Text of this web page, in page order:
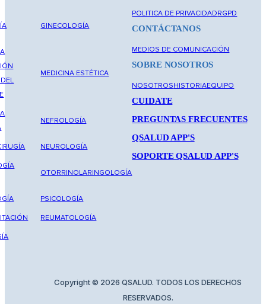
GINECOLOGÍA
MEDICINA ESTÉTICA
NEFROLOGÍA
NEUROLOGÍA
OTORRINOLARINGOLOGÍA
PSICOLOGÍA
REUMATOLOGÍA
POLITICA DE PRIVACIDADRGPD
CONTÁCTANOS
MEDIOS DE COMUNICACIÓN
SOBRE NOSOTROS
NOSOTROSHISTORIAEQUIPO
CUIDATE
PREGUNTAS FRECUENTES
QSALUD APP'S
SOPORTE QSALUD APP'S
Copyright © 2026 QSALUD. TODOS LOS DERECHOS
RESERVADOS.